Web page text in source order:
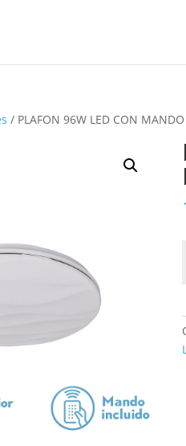
/ PLAFON 96W LED CON